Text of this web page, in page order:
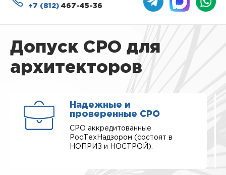
+7 (812) 467-45-36
Допуск СРО для
архитекторов
Надежные и
проверенные СРО
СРО аккредитованные
РосТехНадзором (состоят в
НОПРИЗ и НОСТРОЙ).